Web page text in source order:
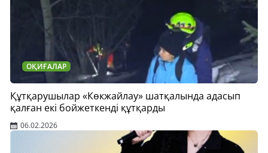
ОҚИҒАЛАР
Құтқарушылар «Көкжайлау» шатқалында адасып
қалған екі бойжеткенді құтқарды
06.02.2026